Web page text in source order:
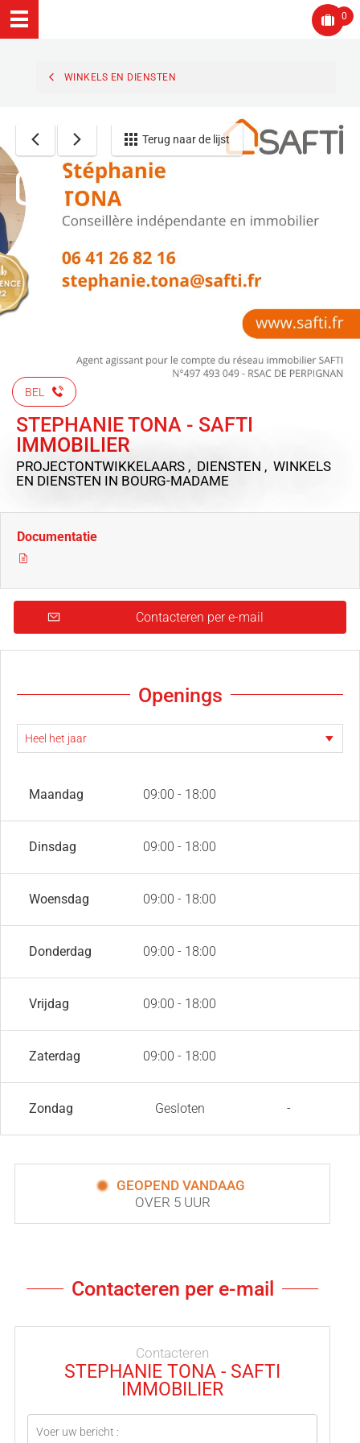
0
WINKELS EN DIENSTEN
Terug naar de lijst
BEL
STEPHANIE TONA - SAFTI
IMMOBILIER
PROJECTONTWIKKELAARS , DIENSTEN , WINKELS
EN DIENSTEN IN BOURG-MADAME
Documentatie
Contacteren per e-mail
Openings
Maandag 09:00 - 18:00
Dinsdag 09:00 - 18:00
Woensdag 09:00 - 18:00
Donderdag 09:00 - 18:00
Vrijdag 09:00 - 18:00
Zaterdag 09:00 - 18:00
Zondag Gesloten -
GEOPEND VANDAAG
OVER 5 UUR
Contacteren per e-mail
Contacteren
STEPHANIE TONA - SAFTI
IMMOBILIER